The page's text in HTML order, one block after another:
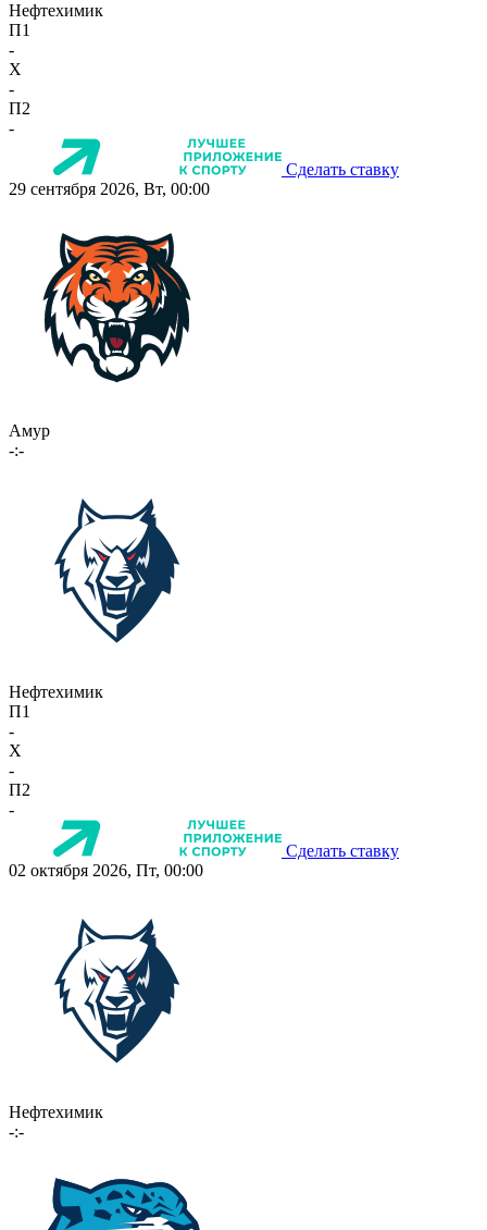
Нефтехимик
П1
-
X
-
П2
-
Сделать ставку
29 сентября 2026, Вт, 00:00
Амур
-:-
Нефтехимик
П1
-
X
-
П2
-
Сделать ставку
02 октября 2026, Пт, 00:00
Нефтехимик
-:-